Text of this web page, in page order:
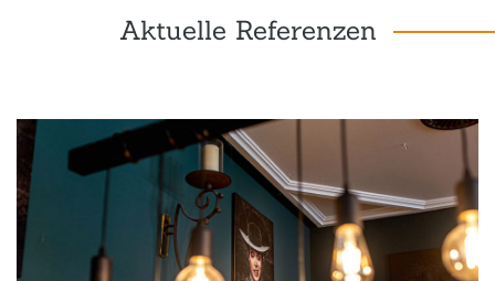
Aktuelle Referenzen